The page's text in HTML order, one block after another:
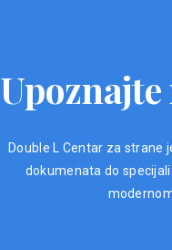
Double L Centar za strane
dokumenata do